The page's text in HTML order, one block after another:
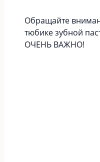
Обращайте
тюбике зубной
ОЧЕНЬ ВАЖНО!